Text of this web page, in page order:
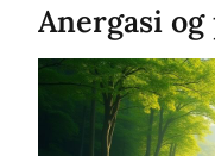
Anergasi